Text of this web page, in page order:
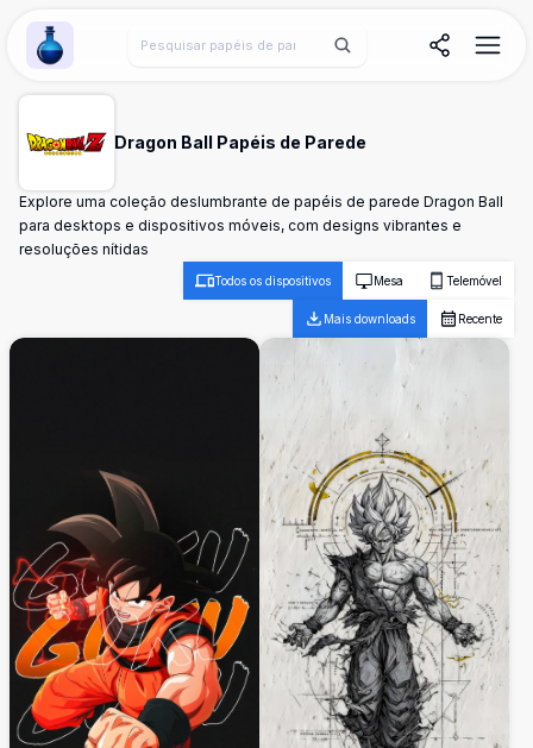
Wallpaper Alchemy
Dragon Ball Papéis de Parede
Explore uma coleção deslumbrante de papéis de parede Dragon Ball
para desktops e dispositivos móveis, com designs vibrantes e
resoluções nítidas
Todos os dispositivos Mesa Telemóvel
Mais downloads Recente